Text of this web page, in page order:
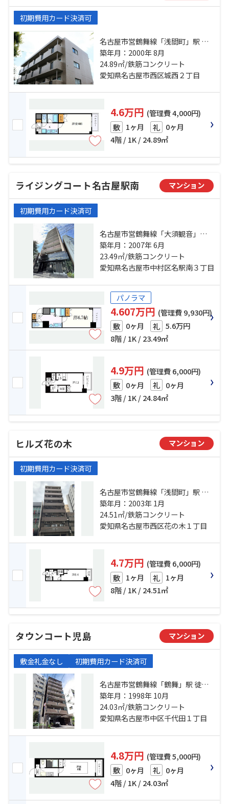
初期費用カード決済可
名古屋市営鶴舞線「浅間町」駅 徒
歩4分 名古屋市営鶴舞線「浄心」
駅 徒歩11分 名古屋市営鶴舞線「丸
の内」駅 徒歩20分
築年月：2000年 8月
24.89㎡/鉄筋コンクリート
愛知県名古屋市西区城西２丁目
4.6万円 (管理費 4,000円)
敷 1ヶ月 礼 0ヶ月
4階 / 1K / 24.89㎡
ライジングコート名古屋駅南 マンション
初期費用カード決済可
名古屋市営鶴舞線「大須観音」
駅 徒歩10分 名鉄名古屋本線「山
王」駅 徒歩12分 名古屋市営東山線
「名古屋」駅 徒歩15分
築年月：2007年 6月
23.49㎡/鉄筋コンクリート
愛知県名古屋市中村区名駅南３丁目
パノラマ
4.607万円 (管理費 9,930円)
敷 0ヶ月 礼 5.6万円
8階 / 1K / 23.49㎡
4.9万円 (管理費 6,000円)
敷 0ヶ月 礼 0ヶ月
3階 / 1K / 24.84㎡
ヒルズ花の木 マンション
初期費用カード決済可
名古屋市営鶴舞線「浅間町」駅 徒
歩3分 名古屋市営鶴舞線「浄心」
駅 徒歩10分 名古屋市営鶴舞線「丸
の内」駅 徒歩20分
築年月：2003年 1月
24.51㎡/鉄筋コンクリート
愛知県名古屋市西区花の木１丁目
4.7万円 (管理費 6,000円)
敷 1ヶ月 礼 1ヶ月
8階 / 1K / 24.51㎡
タウンコート児島 マンション
敷金礼金なし 初期費用カード決済可
名古屋市営鶴舞線「鶴舞」駅 徒歩9
分 中央線「鶴舞」駅 徒歩9分 名古
屋市営鶴舞線「上前津」駅 徒歩12
分
築年月：1998年 10月
24.03㎡/鉄筋コンクリート
愛知県名古屋市中区千代田１丁目
4.8万円 (管理費 5,000円)
敷 0ヶ月 礼 0ヶ月
4階 / 1K / 24.03㎡